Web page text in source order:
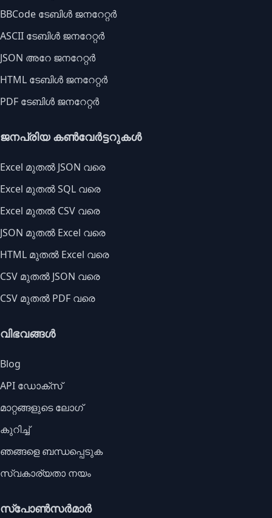
BBCode ടേബിൾ ജനറേറ്റർ
ASCII ടേബിൾ ജനറേറ്റർ
JSON അറേ ജനറേറ്റർ
HTML ടേബിൾ ജനറേറ്റർ
PDF ടേബിൾ ജനറേറ്റർ
ജനപ്രിയ കൺവേർട്ടറുകൾ
Excel മുതൽ JSON വരെ
Excel മുതൽ SQL വരെ
Excel മുതൽ CSV വരെ
JSON മുതൽ Excel വരെ
HTML മുതൽ Excel വരെ
CSV മുതൽ JSON വരെ
CSV മുതൽ PDF വരെ
വിഭവങ്ങൾ
Blog
API ഡോക്സ്
മാറ്റങ്ങളുടെ ലോഗ്
കുറിച്ച്
ഞങ്ങളെ ബന്ധപ്പെടുക
സ്വകാര്യതാ നയം
സ്പോൺസർമാർ